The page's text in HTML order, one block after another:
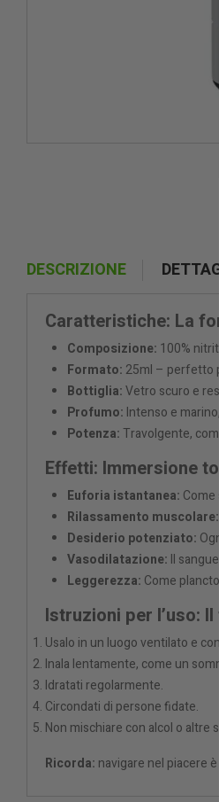
DESCRIZIONE
Caratteristiche: La
Composizione: 100%
Formato: 25ml – perfetto
Bottiglia:Vetro scuro e
Profumo: Intenso e
Potenza:Travolgente,
Effetti: Immersione
Euforia istantanea: Come
Rilassamento muscolare:
Desiderio potenziato:
Vasodilatazione: Il
Leggerezza: Come
Istruzioni per l’uso:
Usalo in un luogo ventilato e
Inala lentamente, come un
Idratati regolarmente.
Circondati di persone fidate.
Non mischiare con alcol o altre
Ricorda: navigare nel piacere